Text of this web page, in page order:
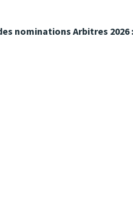
nominations Arbitres 2026